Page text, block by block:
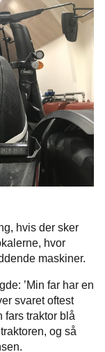
hvis der sker
hvor
maskiner.
’Min far har en
svaret oftest
fars traktor blå
og så